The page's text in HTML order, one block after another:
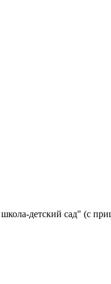
детский сад" (с